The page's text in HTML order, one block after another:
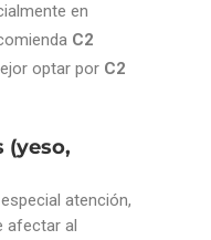
en
C2
optar por C2
(yeso,
atención,
afectar al